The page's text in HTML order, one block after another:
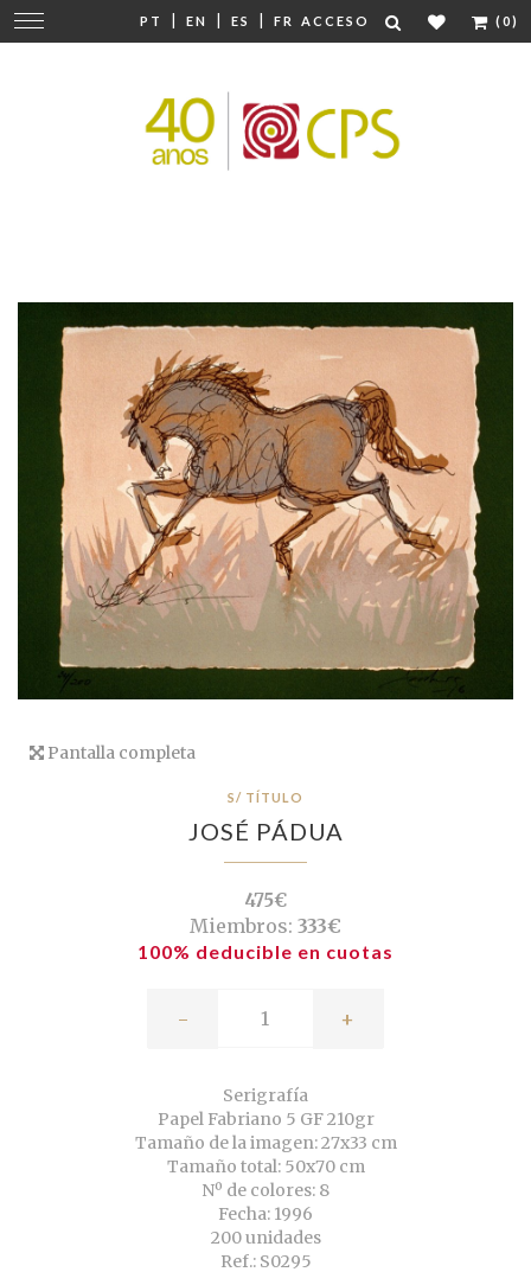
PT | EN | ES | FR ACCESO (0)
Cambiar
navegación
Pantalla completa
S/ TÍTULO
JOSÉ PÁDUA
475€
Miembros: 333€
100% deducible en cuotas
- +
Serigrafía
Papel Fabriano 5 GF 210gr
Tamaño de la imagen: 27x33 cm
Tamaño total: 50x70 cm
Nº de colores: 8
Fecha: 1996
200 unidades
Ref.: S0295